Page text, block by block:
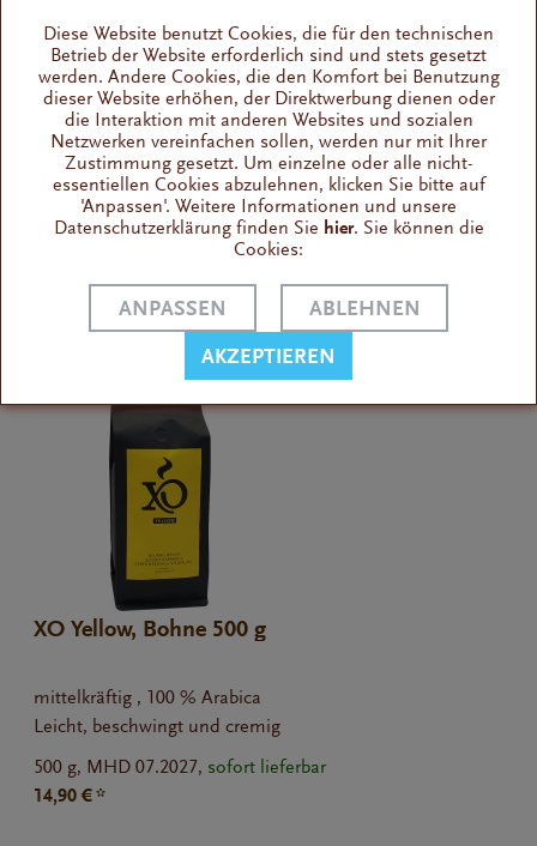
XO Nova, Bohne 500 g
mittelkräftig , 100 % Arabica
Ein Traum von einem Filterkaffee
500 g,MHD 07.2027,sofort lieferbar
XO Yellow, Bohne 500 g
mittelkräftig , 100 % Arabica
Leicht, beschwingt und cremig
500 g, MHD 07.2027, sofort lieferbar
14,90 € *
Diese Website benutzt Cookies, die für den technischen
Betrieb der Website erforderlich sind und stets gesetzt
werden. Andere Cookies, die den Komfort bei Benutzung
dieser Website erhöhen, der Direktwerbung dienen oder
die Interaktion mit anderen Websites und sozialen
Netzwerken vereinfachen sollen, werden nur mit Ihrer
Zustimmung gesetzt. Um einzelne oder alle nicht-
essentiellen Cookies abzulehnen, klicken Sie bitte auf
'Anpassen'. Weitere Informationen und unsere
Datenschutzerklärung finden Sie hier. Sie können die
Cookies:
ANPASSEN
ABLEHNEN
AKZEPTIEREN